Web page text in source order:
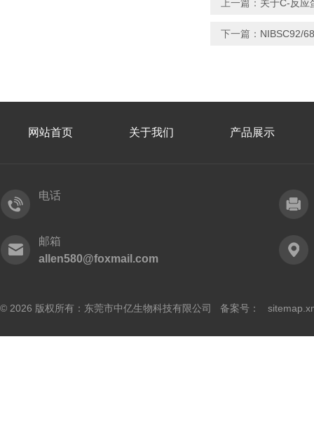
上一篇： 关于C-反应
下一篇： NIBSC92/
网站首页 关于我们 产品展示
电话
邮箱
allen580@foxmail.com
© 2026 版权所有：东莞市中亿生物科技有限公司 备案号：